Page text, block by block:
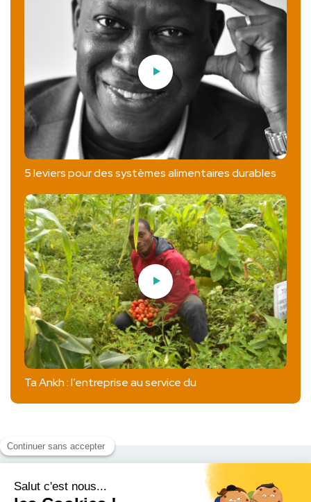
5 leviers pour des systèmes alimentaires durables
Ta Ankh : l’entreprise au service du